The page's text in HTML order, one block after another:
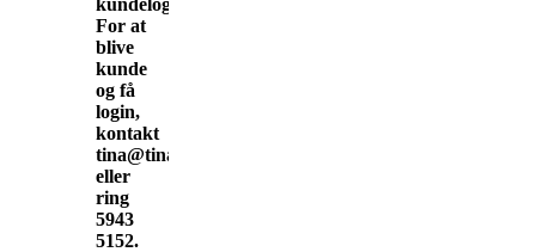
For at
blive
kunde
og få
login,
kontakt
tina@tinamunkholm.dk
eller
ring
5943
5152.